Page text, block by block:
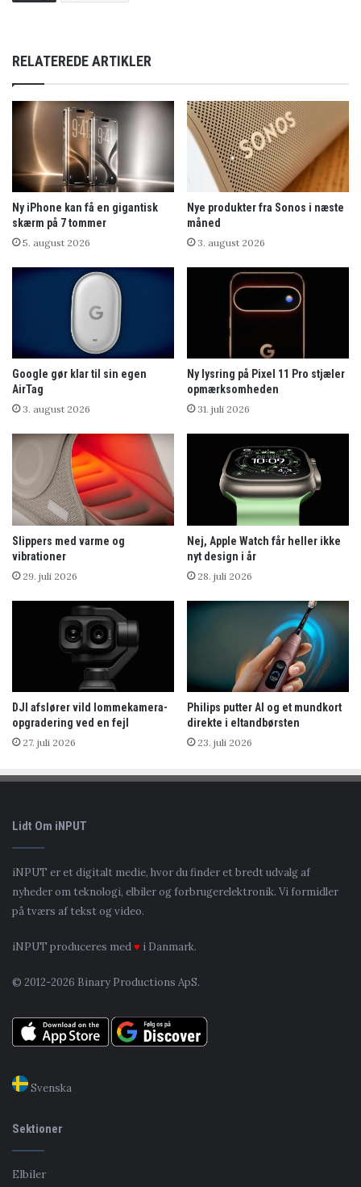
RELATEREDE ARTIKLER
Ny iPhone kan få en gigantisk
skærm på 7 tommer
5. august 2026
Nye produkter fra Sonos i næste
måned
3. august 2026
Google gør klar til sin egen
AirTag
3. august 2026
Ny lysring på Pixel 11 Pro stjæler
opmærksomheden
31. juli 2026
Slippers med varme og
vibrationer
29. juli 2026
Nej, Apple Watch får heller ikke
nyt design i år
28. juli 2026
DJI afslører vild lommekamera-
opgradering ved en fejl
27. juli 2026
Philips putter AI og et mundkort
direkte i eltandbørsten
23. juli 2026
Lidt Om iNPUT
iNPUT er et digitalt medie, hvor du finder et bredt udvalg af
nyheder om teknologi, elbiler og forbrugerelektronik. Vi formidler
på tværs af tekst og video.
iNPUT produceres med♥ i Danmark.
© 2012-2026 Binary Productions ApS.
Svenska
Sektioner
Elbiler